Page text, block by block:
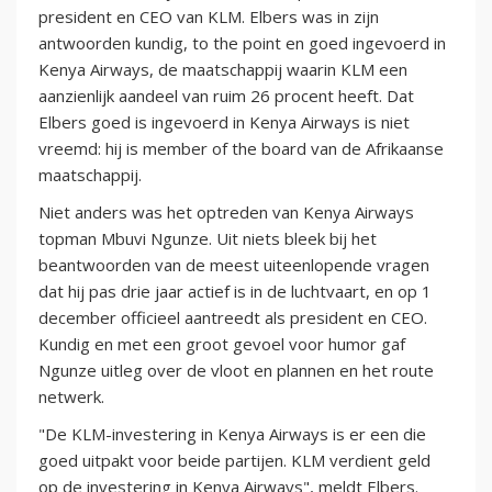
president en CEO van KLM. Elbers was in zijn
antwoorden kundig, to the point en goed ingevoerd in
Kenya Airways, de maatschappij waarin KLM een
aanzienlijk aandeel van ruim 26 procent heeft. Dat
Elbers goed is ingevoerd in Kenya Airways is niet
vreemd: hij is member of the board van de Afrikaanse
maatschappij.
Niet anders was het optreden van Kenya Airways
topman Mbuvi Ngunze. Uit niets bleek bij het
beantwoorden van de meest uiteenlopende vragen
dat hij pas drie jaar actief is in de luchtvaart, en op 1
december officieel aantreedt als president en CEO.
Kundig en met een groot gevoel voor humor gaf
Ngunze uitleg over de vloot en plannen en het route
netwerk.
"De KLM-investering in Kenya Airways is er een die
goed uitpakt voor beide partijen. KLM verdient geld
op de investering in Kenya Airways", meldt Elbers.